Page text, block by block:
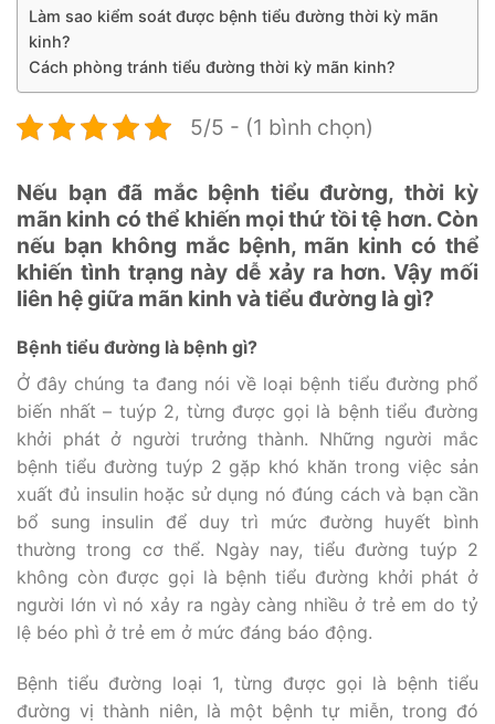
Làm sao kiểm soát được bệnh tiểu đường thời kỳ mãn
kinh?
Cách phòng tránh tiểu đường thời kỳ mãn kinh?
5/5 - (1 bình chọn)
Nếu bạn đã mắc bệnh tiểu đường, thời kỳ
mãn kinh có thể khiến mọi thứ tồi tệ hơn. Còn
nếu bạn không mắc bệnh, mãn kinh có thể
khiến tình trạng này dễ xảy ra hơn. Vậy mối
liên hệ giữa mãn kinh và tiểu đường là gì?
Bệnh tiểu đường là bệnh gì?
Ở đây chúng ta đang nói về loại bệnh tiểu đường phổ
biến nhất – tuýp 2, từng được gọi là bệnh tiểu đường
khởi phát ở người trưởng thành. Những người mắc
bệnh tiểu đường tuýp 2 gặp khó khăn trong việc sản
xuất đủ insulin hoặc sử dụng nó đúng cách và bạn cần
bổ sung insulin để duy trì mức đường huyết bình
thường trong cơ thể. Ngày nay, tiểu đường tuýp 2
không còn được gọi là bệnh tiểu đường khởi phát ở
người lớn vì nó xảy ra ngày càng nhiều ở trẻ em do tỷ
lệ béo phì ở trẻ em ở mức đáng báo động.
Bệnh tiểu đường loại 1, từng được gọi là bệnh tiểu
đường vị thành niên, là một bệnh tự miễn, trong đó